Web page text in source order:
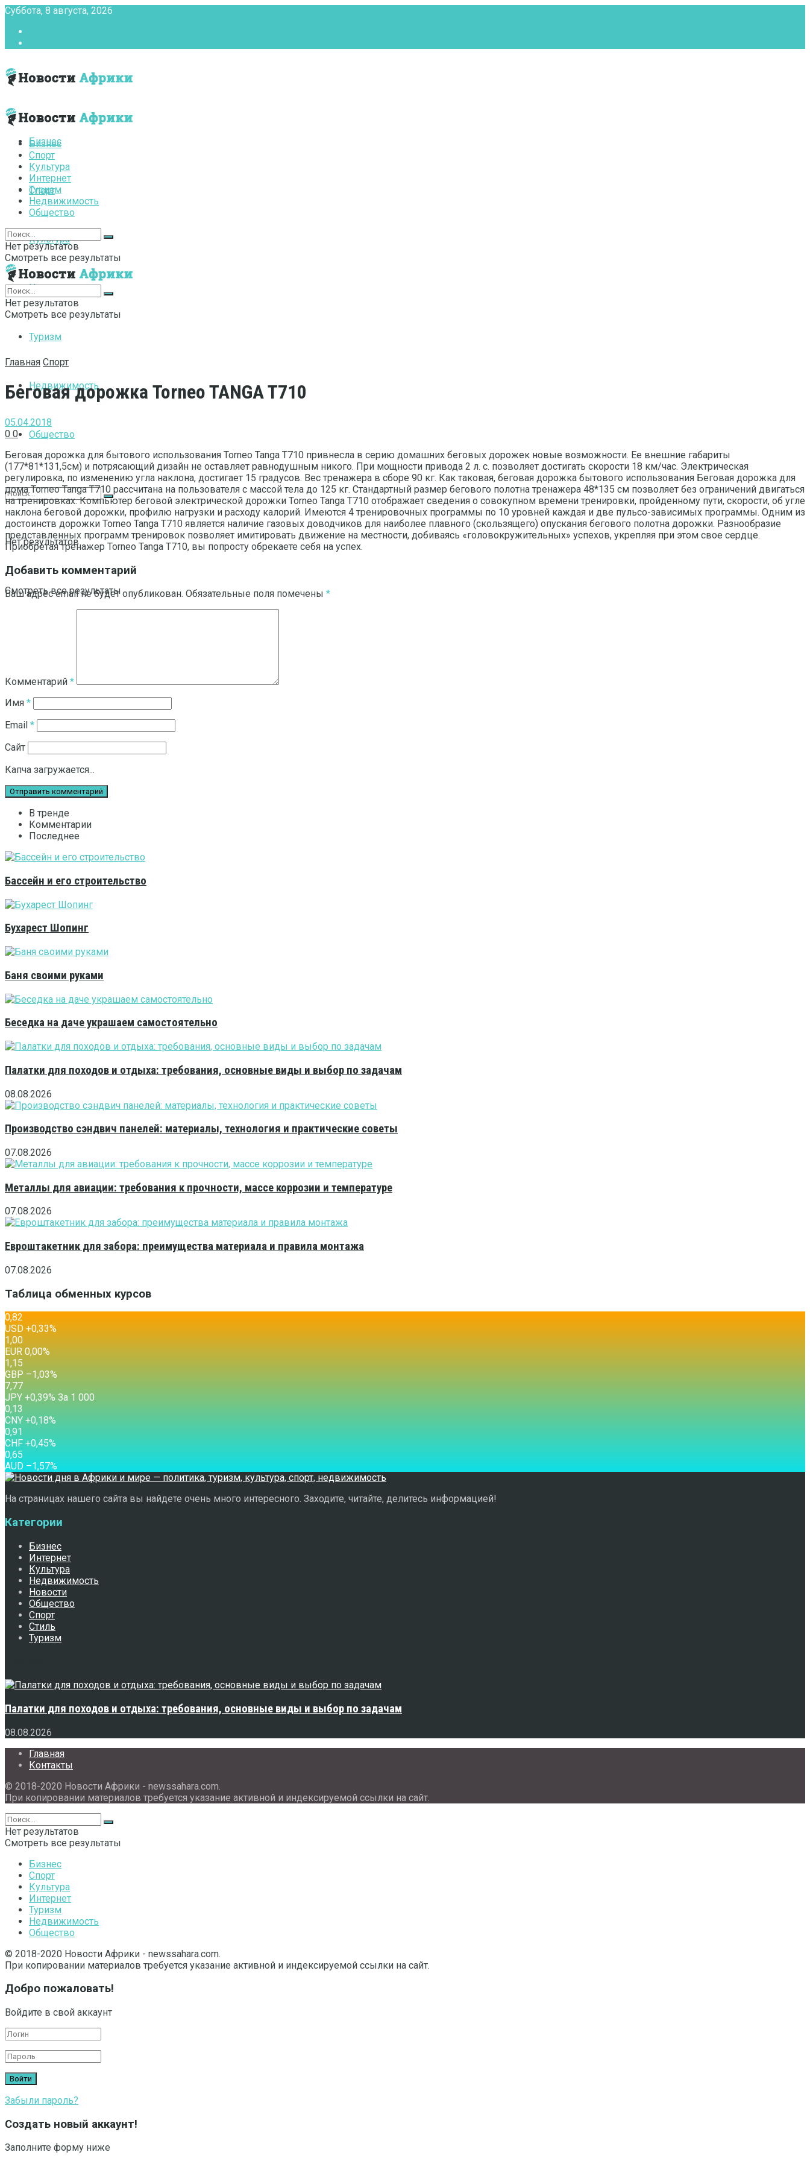
Суббота, 8 августа, 2026
Бизнес
Спорт
Культура
Интернет
Туризм
Недвижимость
Общество
Нет результатов
Смотреть все результаты
Бизнес
Спорт
Культура
Интернет
Туризм
Недвижимость
Общество
Нет результатов
Смотреть все результаты
Нет результатов
Смотреть все результаты
Главная Спорт
Беговая дорожка Torneo TANGA T710
05.04.2018
0 0
Беговая дорожка для бытового использования Torneo Tanga T710 привнесла в серию домашних беговых дорожек новые возможности. Ее внешние габариты
(177*81*131,5см) и потрясающий дизайн не оставляет равнодушным никого. При мощности привода 2 л. с. позволяет достигать скорости 18 км/час. Электрическая
регулировка, по изменению угла наклона, достигает 15 градусов. Вес тренажера в сборе 90 кг. Как таковая, беговая дорожка бытового использования Беговая дорожка для
дома Torneo Tanga T710 рассчитана на пользователя с массой тела до 125 кг. Стандартный размер бегового полотна тренажера 48*135 см позволяет без ограничений двигаться
на тренировках. Компьютер беговой электрической дорожки Torneo Tanga T710 отображает сведения о совокупном времени тренировки, пройденному пути, скорости, об угле
наклона беговой дорожки, профилю нагрузки и расходу калорий. Имеются 4 тренировочных программы по 10 уровней каждая и две пульсо-зависимых программы. Одним из
достоинств дорожки Torneo Tanga T710 является наличие газовых доводчиков для наиболее плавного (скользящего) опускания бегового полотна дорожки. Разнообразие
представленных программ тренировок позволяет имитировать движение на местности, добиваясь «головокружительных» успехов, укрепляя при этом свое сердце.
Приобретая тренажер Torneo Tanga T710, вы попросту обрекаете себя на успех.
Добавить комментарий
Ваш адрес email не будет опубликован. Обязательные поля помечены *
Комментарий *
Имя *
Email *
Сайт
Капча загружается...
В тренде
Комментарии
Последнее
Бассейн и его строительство
Бухарест Шопинг
Баня своими руками
Беседка на даче украшаем самостоятельно
Палатки для походов и отдыха: требования, основные виды и выбор по задачам
08.08.2026
Производство сэндвич панелей: материалы, технология и практические советы
07.08.2026
Металлы для авиации: требования к прочности, массе коррозии и температуре
07.08.2026
Евроштакетник для забора: преимущества материала и правила монтажа
07.08.2026
Таблица обменных курсов
0,82
USD +0,33%
1,00
EUR 0,00%
1,15
GBP –1,03%
7,77
JPY +0,39% За 1 000
0,13
CNY +0,18%
0,91
CHF +0,45%
0,65
AUD –1,57%
На страницах нашего сайта вы найдете очень много интересного. Заходите, читайте, делитесь информацией!
Категории
Бизнес
Интернет
Культура
Недвижимость
Новости
Общество
Спорт
Стиль
Туризм
Палатки для походов и отдыха: требования, основные виды и выбор по задачам
08.08.2026
Главная
Контакты
© 2018-2020 Новости Африки - newssahara.com.
При копировании материалов требуется указание активной и индексируемой ссылки на сайт.
Нет результатов
Смотреть все результаты
Бизнес
Спорт
Культура
Интернет
Туризм
Недвижимость
Общество
© 2018-2020 Новости Африки - newssahara.com.
При копировании материалов требуется указание активной и индексируемой ссылки на сайт.
Добро пожаловать!
Войдите в свой аккаунт
Забыли пароль?
Создать новый аккаунт!
Заполните форму ниже